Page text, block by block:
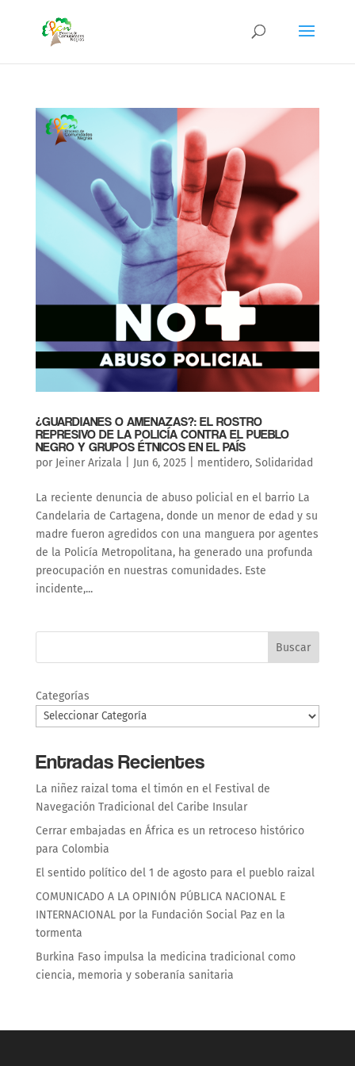
¿GUARDIANES O AMENAZAS?: EL ROSTRO
REPRESIVO DE LA POLICÍA CONTRA EL PUEBLO
NEGRO Y GRUPOS ÉTNICOS EN EL PAÍS
por Jeiner Arizala Jun 6, 2025| mentidero, Solidaridad
La reciente denuncia de abuso policial en el barrio La
Candelaria de Cartagena, donde un menor de edad y su
madre fueron agredidos con una manguera por agentes
de la Policía Metropolitana, ha generado una profunda
preocupación en nuestras comunidades. Este
incidente,...
Buscar
Categorías
Entradas Recientes
La niñez raizal toma el timón en el Festival de
Navegación Tradicional del Caribe Insular
Cerrar embajadas en África es un retroceso histórico
para Colombia
El sentido político del 1 de agosto para el pueblo raizal
COMUNICADO A LA OPINIÓN PÚBLICA NACIONAL E
INTERNACIONAL por la Fundación Social Paz en la
tormenta
Burkina Faso impulsa la medicina tradicional como
ciencia, memoria y soberanía sanitaria